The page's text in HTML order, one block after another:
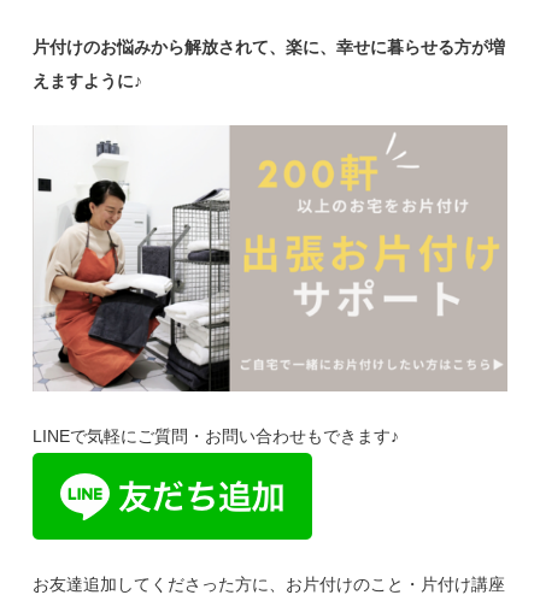
片付けのお悩みから解放されて、楽に、幸せに暮らせる方が増
えますように♪
LINEで気軽にご質問・お問い合わせもできます♪
お友達追加してくださった方に、お片付けのこと・片付け講座